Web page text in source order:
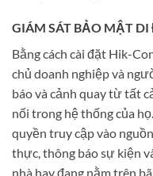
GIÁM SÁT BẢO MẬT
Bằng cách cài đặt Hik-
chủ doanh nghiệp và
báo và cảnh quay từ tất
nối trong hệ thống của
quyền truy cập vào
thực, thông báo sự kiện
nhà hay đang nằm trên